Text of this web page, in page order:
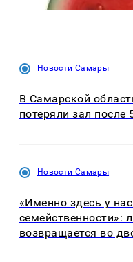
Новости Самары
В Самарской
потеряли зал после
Новости Самары
«Именно здесь у
семейственности»:
возвращается во